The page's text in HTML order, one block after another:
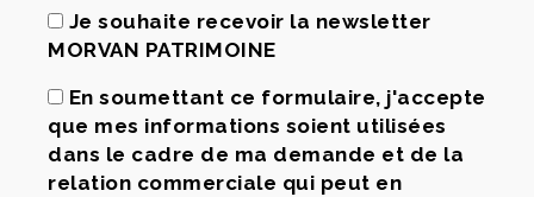
Je souhaite recevoir la newsletter
MORVAN PATRIMOINE
En soumettant ce formulaire, j'accepte
que mes informations soient utilisées
dans le cadre de ma demande et de la
relation commerciale qui peut en